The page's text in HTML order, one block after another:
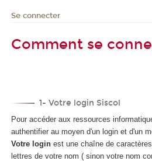
Se connecter
Comment se
1- Votre login Siscol
Pour accéder aux ressources
authentifier au moyen d'un login et d'un
Votre login est une chaîne de
lettres de votre nom ( sinon votre nom